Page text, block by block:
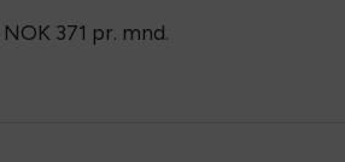
NOK 371 pr. mnd.